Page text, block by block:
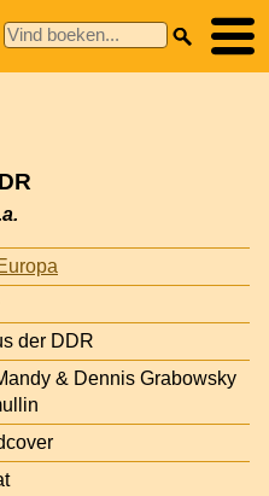
der DDR
& Dennis Grabowsky